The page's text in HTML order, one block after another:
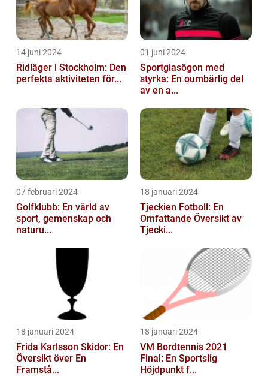
14 juni 2024
Ridläger i Stockholm: Den
perfekta aktiviteten för...
01 juni 2024
Sportglasögon med
styrka: En oumbärlig del
av en a...
07 februari 2024
Golfklubb: En värld av
sport, gemenskap och
naturu...
18 januari 2024
Tjeckien Fotboll: En
Omfattande Översikt av
Tjecki...
18 januari 2024
Frida Karlsson Skidor: En
Översikt över En
Framstå...
18 januari 2024
VM Bordtennis 2021
Final: En Sportslig
Höjdpunkt f...